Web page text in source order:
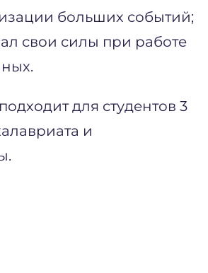
больших событий;
свои силы при работе
для студентов 3
и